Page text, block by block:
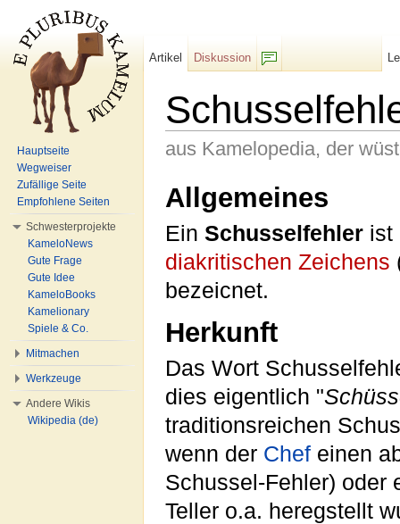
aus Kamelopedia, der
Allgemeines
Ein Schusselfehler ist
diakritischen Zeichens
bezeicnet.
Herkunft
Das Wort
dies eigentlich "
traditionsreichen
wenn der Chef einen
Schussel-Fehler) oder
Teller o.a. heregstellt
Artikel
Diskussion
Hauptseite
Wegweiser
Zufällige Seite
Empfohlene Seiten
Schwesterprojekte
KameloNews
Gute Frage
Gute Idee
KameloBooks
Kamelionary
Spiele & Co.
Mitmachen
Werkzeuge
Andere Wikis
Wikipedia (de)